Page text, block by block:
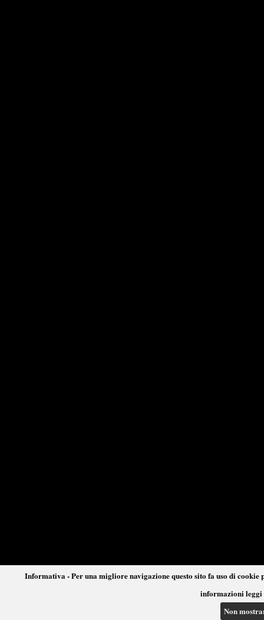
Informativa - Per una migliore navigazione questo sito fa uso di
informazioni leggi
Non